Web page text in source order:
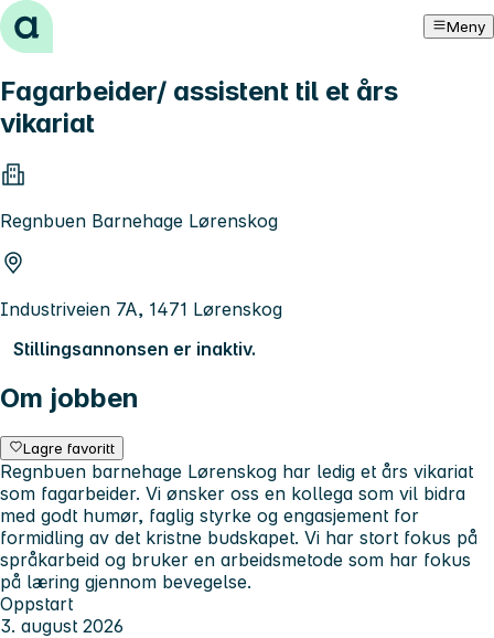
Hopp til innhold Meny
Fagarbeider/ assistent til et års
vikariat
Regnbuen Barnehage Lørenskog
Industriveien 7A, 1471 Lørenskog
Stillingsannonsen er inaktiv.
Om jobben
Lagre favoritt
Regnbuen barnehage Lørenskog har ledig et års vikariat
som fagarbeider. Vi ønsker oss en kollega som vil bidra
med godt humør, faglig styrke og engasjement for
formidling av det kristne budskapet. Vi har stort fokus på
språkarbeid og bruker en arbeidsmetode som har fokus
på læring gjennom bevegelse.
Oppstart
3. august 2026